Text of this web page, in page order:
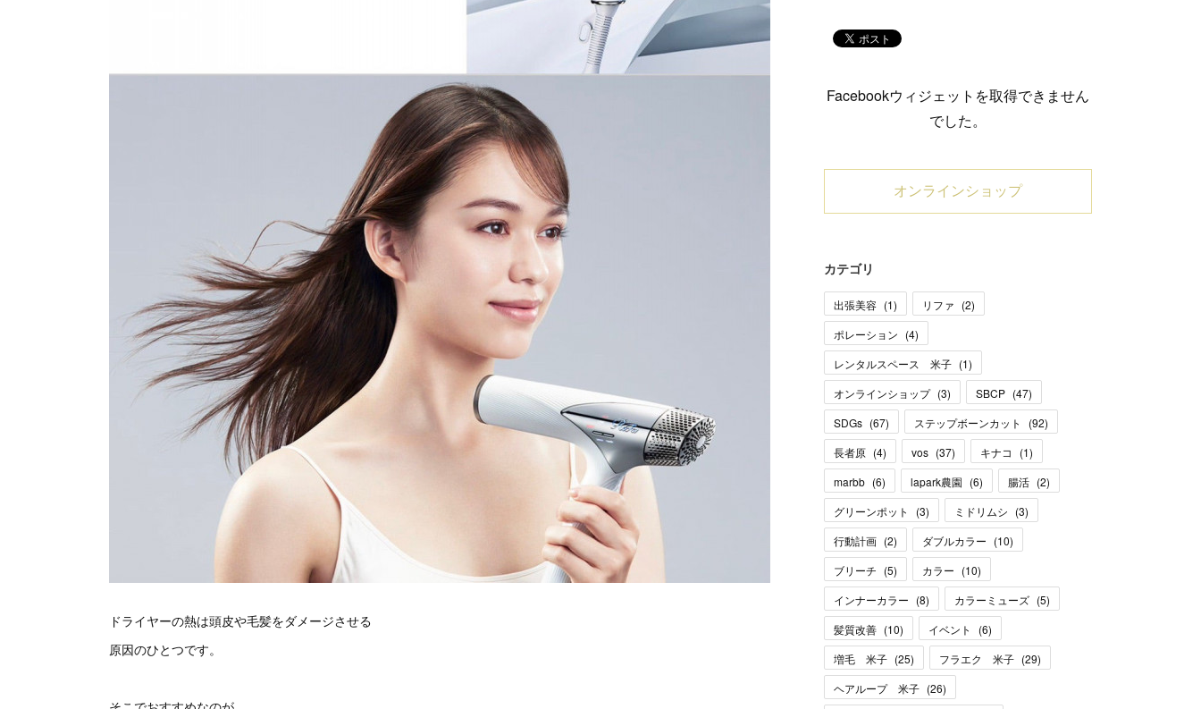
ドライヤーの熱は頭皮や毛髪をダメージさせる
原因のひとつです。
Facebookウィジェットを取得できません
でした。
オンラインショップ
カテゴリ
出張美容 (1) リファ (2)
ポレーション (4)
レンタルスペース 米子 (1)
オンラインショップ (3) SBCP (47)
SDGs (67) ステップボーンカット (92)
長者原 (4) vos (37) キナコ (1)
marbb (6) lapark農園 (6) 腸活 (2)
グリーンポット
(3) ミドリムシ (3)
行動計画 (2) ダブルカラー (10)
ブリーチ (5) カラー (10)
インナーカラー (8) カラーミューズ (5)
髪質改善 (10) イベント (6)
増毛 米子 (25) フラエク 米子 (29)
ヘアループ 米子 (26)